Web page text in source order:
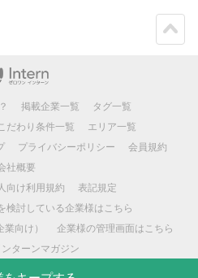
掲載企業一覧
タグ一覧
だわり条件一覧
エリア一覧
プライバシーポリシー
会員規約
社概要
向け利用規約
表記規定
検討している企業様はこちら
向け）
企業様の管理画面はこちら
ターンマガジン